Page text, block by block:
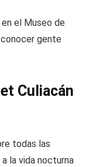
el Museo de
gente
Culiacán
todas las
la vida nocturna